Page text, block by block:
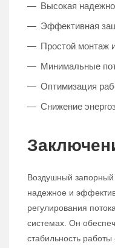
Высокая
Эффективная
Простой монтаж
Минимальные
Оптимизация
Снижение
Воздушный запорный
надежное и
регулирования
системах. Он
стабильность